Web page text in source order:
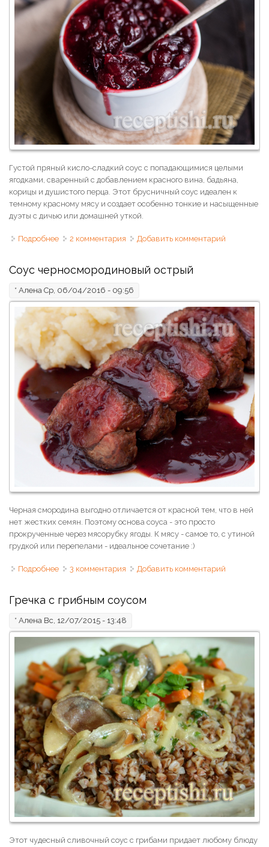
Густой пряный кисло-сладкий соус с попадающимися целыми
ягодками, сваренный с добавлением красного вина, бадьяна,
корицы и душистого перца. Этот брусничный соус идеален к
темному красному мясу и создает особенно тонкие и насыщенные
дуэты с дичью или домашней уткой.
Подробнее о Брусничный соус к мясу
2 комментария Добавить комментарий
Соус черносмородиновый острый
* Алена Ср, 06/04/2016 - 09:56
Черная смородина выгодно отличается от красной тем, что в ней
нет жестких семян. Поэтому основа соуса - это просто
прокрученные через мясорубку ягоды. К мясу - самое то, с утиной
грудкой или перепелами - идеальное сочетание :)
Подробнее о Соус черносмородиновый острый
3 комментария Добавить комментарий
Гречка с грибным соусом
* Алена Вс, 12/07/2015 - 13:48
Этот чудесный сливочный соус с грибами придает любому блюду